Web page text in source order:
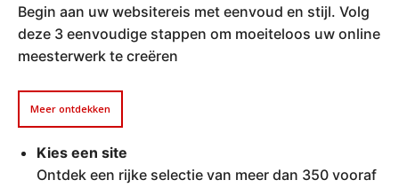
Begin aan uw websitereis met eenvoud en stijl. Volg
deze 3 eenvoudige stappen om moeiteloos uw online
meesterwerk te creëren
Meer ontdekken
Kies een site
Ontdek een rijke selectie van meer dan 350 vooraf